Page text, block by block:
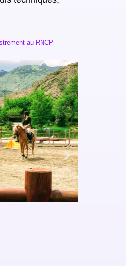
au RNCP